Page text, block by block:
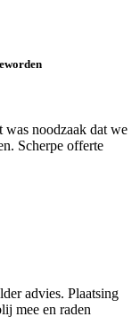
was noodzaak dat we
Scherpe offerte
advies. Plaatsing
mee en raden